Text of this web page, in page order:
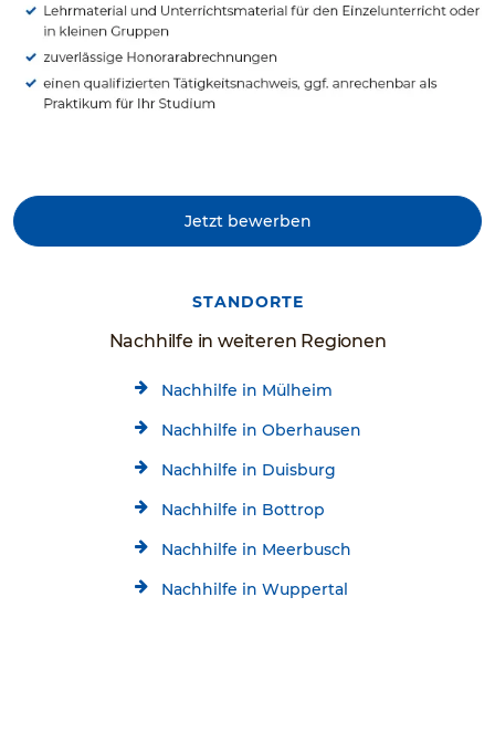
Jetzt bewerben
STANDORTE
Nachhilfe in weiteren Regionen
Nachhilfe in Mülheim
Nachhilfe in Oberhausen
Nachhilfe in Duisburg
Nachhilfe in Bottrop
Nachhilfe in Meerbusch
Nachhilfe in Wuppertal